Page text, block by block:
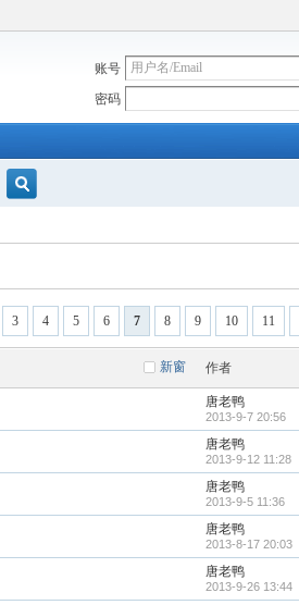
账号
密码
索
3 4 5 6 7 8 9 10 11
新窗 作者
唐老鸭
2013-9-7 20:56
唐老鸭
2013-9-12 11:28
唐老鸭
2013-9-5 11:36
唐老鸭
2013-8-17 20:03
唐老鸭
2013-9-26 13:44